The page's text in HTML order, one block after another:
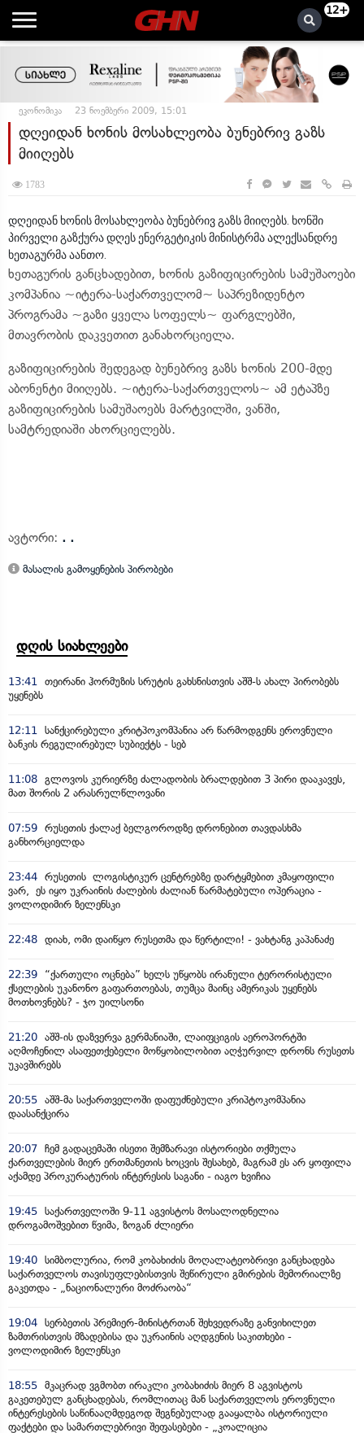
12+
ეკონომიკა 23 ნოემბერი 2009, 15:01
დღეიდან ხონის მოსახლეობა ბუნებრივ გაზს
მიიღებს
1783
დღეიდან ხონის მოსახლეობა ბუნებრივ გაზს მიიღებს. ხონში
პირველი გაზქურა დღეს ენერგეტიკის მინისტრმა ალექსანდრე
ხეთაგურმა აანთო.
ხეთაგურის განცხადებით, ხონის გაზიფიცირების სამუშაოები
კომპანია ~იტერა-საქართველომ~ საპრეზიდენტო
პროგრამა ~გაზი ყველა სოფელს~ ფარგლებში,
მთავრობის დაკვეთით განახორციელა.
გაზიფიცირების შედეგად ბუნებრივ გაზს ხონის 200-მდე
აბონენტი მიიღებს. ~იტერა-საქართველოს~ ამ ეტაპზე
გაზიფიცირების სამუშაოებს მარტვილში, ვანში,
სამტრედიაში ახორციელებს.
ავტორი: . .
მასალის გამოყენების პირობები
დღის სიახლეები
13:41 თეირანი ჰორმუზის სრუტის გახსნისთვის აშშ-ს ახალ პირობებს
უყენებს
12:11 სანქცირებული კრიტპოკომპანია არ წარმოდგენს ეროვნული
ბანკის რეგულირებულ სუბიექტს - სებ
11:08 გლოვოს კურიერზე ძალადობის ბრალდებით 3 პირი დააკავეს,
მათ შორის 2 არასრულწლოვანი
07:59 რუსეთის ქალაქ ბელგოროდზე დრონებით თავდასხმა
განხორციელდა
23:44 რუსეთის ლოგისტიკურ ცენტრებზე დარტყმებით კმაყოფილი
ვარ, ეს იყო უკრაინის ძალების ძალიან წარმატებული ოპერაცია -
ვოლოდიმირ ზელენსკი
22:48 დიახ, ომი დაიწყო რუსეთმა და წერტილი! - ვახტანგ კაპანაძე
22:39
“ქართული ოცნება” ხელს უწყობს ირანული ტერორისტული
ქსელების უკანონო გაფართოებას, თუმცა მაინც ამერიკას უყენებს
მოთხოვნებს? - ჯო უილსონი
21:20 აშშ-ის დაზვერვა გერმანიაში, ლაიფციგის აეროპორტში
აღმოჩენილ ასაფეთქებელი მოწყობილობით აღჭურვილ დრონს რუსეთს
უკავშირებს
20:55 აშშ-მა საქართველოში დაფუძნებული კრიპტოკომპანია
დაასანქცირა
20:07 ჩემ გადაცემაში ისეთი შემზარავი ისტორიები თქმულა
ქართველების მიერ ერთმანეთის ხოცვის შესახებ, მაგრამ ეს არ ყოფილა
აქამდე პროკურატურის ინტერესის საგანი - იაგო ხვიჩია
19:45 საქართველოში 9-11 აგვისტოს მოსალოდნელია
დროგამოშვებით წვიმა, ზოგან ძლიერი
19:40 სიმბოლურია, რომ კობახიძის მოღალატეობრივი განცხადება
საქართველოს თავისუფლებისთვის შეწირული გმირების მემორიალზე
გაკეთდა - „ნაციონალური მოძრაობა“
19:04 სერბეთის პრემიერ-მინისტრთან შეხვედრაზე განვიხილეთ
ზამთრისთვის მზადებისა და უკრაინის აღდგენის საკითხები -
ვოლოდიმირ ზელენსკი
18:55 მკაცრად ვგმობთ ირაკლი კობახიძის მიერ 8 აგვისტოს
გაკეთებულ განცხადებას, რომლითაც მან საქართველოს ეროვნული
ინტერესების საწინააღმდეგოდ შეგნებულად გააყალბა ისტორიული
ფაქტები და სამართლებრივი შეფასებები - „კოალიცია